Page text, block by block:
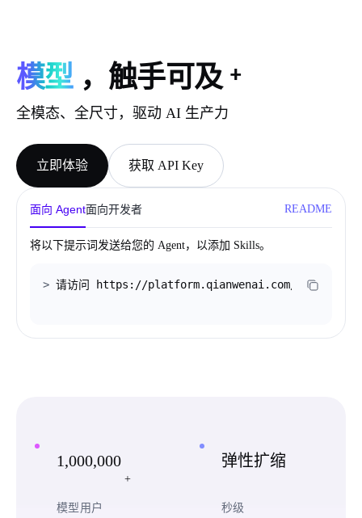
模型 ，触手可及 _
全模态、全尺寸，驱动 AI 生产力
立即体验 获取 API Key
面向 Agent面向开发者 README
将以下提示词发送给您的 Agent，以添加 Skills。
> 请访问 https://platform.qianwenai.com/skills.md
1,000,000
+
模型用户
弹性扩缩
秒级